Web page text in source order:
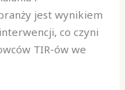
jest wynikiem
co czyni
TIR-ów we